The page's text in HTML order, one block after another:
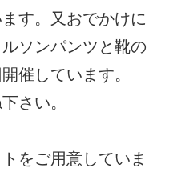
す。又おでかけに
ソンパンツと靴の
催しています。
さい。
をご用意していま